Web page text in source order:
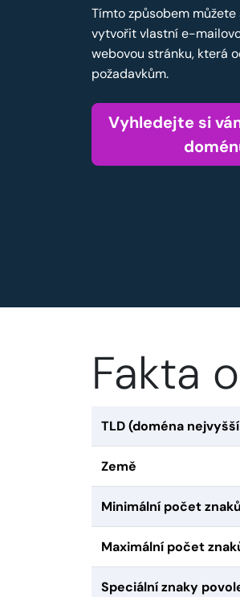
Tímto způsobem
vytvořit vlastní e-
webovou stránku, která
požadavkům.
Vyhledejte si
Fakta
TLD (doména
Země
Minimální počet znaků
Maximální počet
Speciální znaky